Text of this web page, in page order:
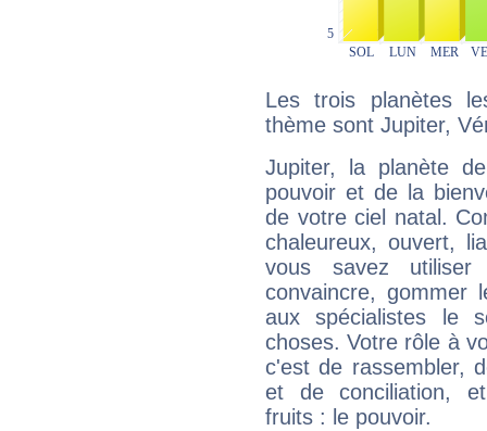
Les trois planètes
thème sont Jupiter,
Jupiter, la planète
pouvoir et de la
de votre ciel natal.
chaleureux, ouvert,
vous savez
convaincre, gommer
aux spécialistes le
choses. Votre rôle à
c'est de rassembler,
et de conciliation,
fruits : le pouvoir.